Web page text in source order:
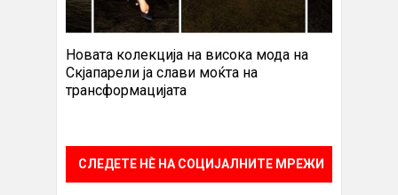
Новата колекција на висока мода на
Скјапарели ја слави моќта на
трансформацијата
СЛЕДЕТЕ НÈ НА СОЦИЈАЛНИТЕ МРЕЖИ